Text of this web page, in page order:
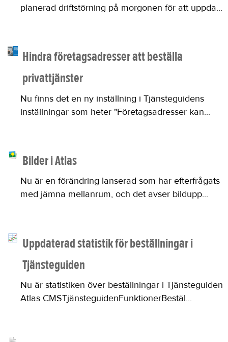
planerad driftstörning på morgonen för att uppda...
Hindra företagsadresser att beställa
privattjänster
Nu finns det en ny inställning i Tjänsteguidens
inställningar som heter "Företagsadresser kan...
Bilder i Atlas
Nu är en förändring lanserad som har efterfrågats
med jämna mellanrum, och det avser bildupp...
Uppdaterad statistik för beställningar i
Tjänsteguiden
Nu är statistiken över beställningar i Tjänsteguiden
Atlas CMSTjänsteguidenFunktionerBestäl...